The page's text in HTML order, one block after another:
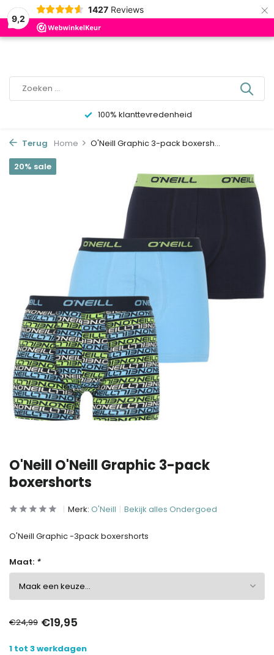
9,2
1427 Reviews ×
0
100% klanttevredenheid
Terug Home O'Neill Graphic 3-pack boxersh...
O'Neill O'Neill Graphic 3-pack
boxershorts
20% sale
Merk: O'Neill Bekijk alles Ondergoed
O'Neill Graphic -3pack boxershorts
Maat: *
€24,99 €19,95
1 tot 3 werkdagen